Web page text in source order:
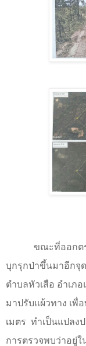
ขณะที่ออกต
บุกรุกป่าขึ้นมาอีกจุ
ตำบลหัวเสือ อำเภ
มาปรับแผ้วทาง เพื่
เมตร ทำเป็นแปลง
การตรวจพบว่าอยู่